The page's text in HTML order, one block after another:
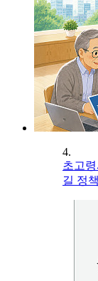
4.
초고
길 정